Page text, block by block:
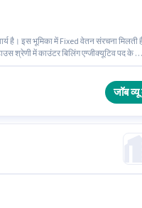
है। इस भूमिका में Fixed वेतन संरचना मिलती
श्रेणी में काउंटर बिलिंग एग्जीक्यूटिव पद के लिए
जॉब